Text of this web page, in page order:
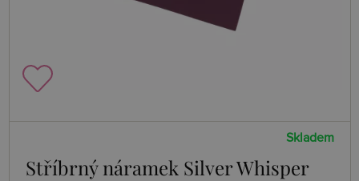
Skladem
Stříbrný náramek Silver Whisper